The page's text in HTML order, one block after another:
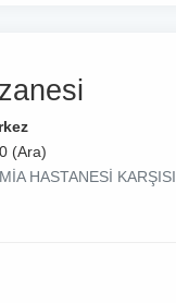
(Ara)
HASTANESİ KARŞISI